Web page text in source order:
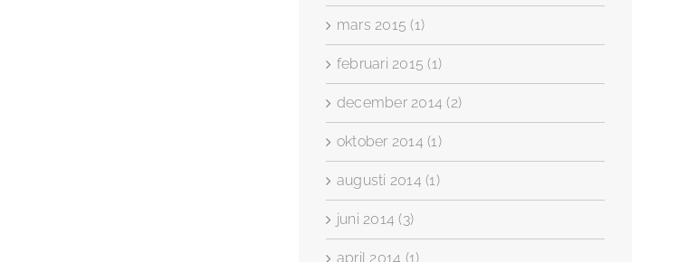
mars 2015 (1)
februari 2015 (1)
december 2014 (2)
oktober 2014 (1)
augusti 2014 (1)
juni 2014 (3)
april 2014 (1)